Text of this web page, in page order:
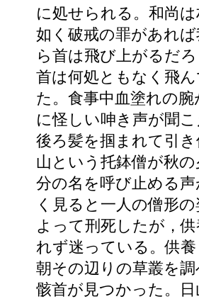
に処せられる。和尚
如く破戒の罪があれ
ら首は飛び上がるだ
首は何処ともなく飛
た。食事中血塗れの
に怪しい呻き声が聞
後ろ髪を掴まれて引
山という托鉢僧が秋
分の名を呼び止める
く見ると一人の僧形
よって刑死したが，
れず迷っている。供
朝その辺りの草叢を
骸首が見つかった。